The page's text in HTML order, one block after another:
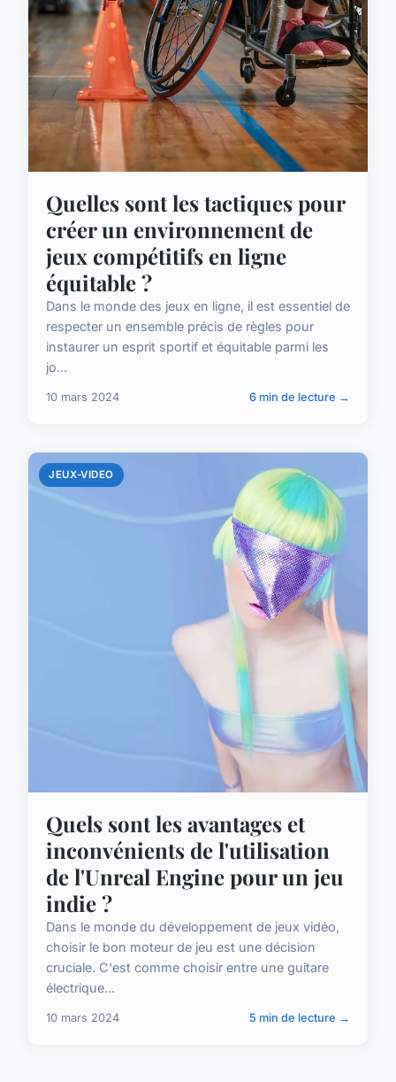
Quelles sont les tactiques pour
créer un environnement de
jeux compétitifs en ligne
équitable ?
Dans le monde des jeux en ligne, il est essentiel de
respecter un ensemble précis de règles pour
instaurer un esprit sportif et équitable parmi les
jo...
10 mars 2024 6 min de lecture →
JEUX-VIDEO
Quels sont les avantages et
inconvénients de l'utilisation
de l'Unreal Engine pour un jeu
indie ?
Dans le monde du développement de jeux vidéo,
choisir le bon moteur de jeu est une décision
cruciale. C'est comme choisir entre une guitare
électrique...
10 mars 2024 5 min de lecture →